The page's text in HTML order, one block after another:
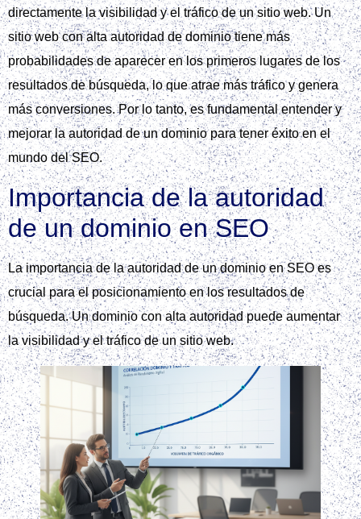
directamente la visibilidad y el tráfico de un sitio web. Un
sitio web con alta autoridad de dominio tiene más
probabilidades de aparecer en los primeros lugares de los
resultados de búsqueda, lo que atrae más tráfico y genera
más conversiones. Por lo tanto, es fundamental entender y
mejorar la autoridad de un dominio para tener éxito en el
mundo del SEO.
Importancia de la autoridad
de un dominio en SEO
La importancia de la autoridad de un dominio en SEO es
crucial para el posicionamiento en los resultados de
búsqueda. Un dominio con alta autoridad puede aumentar
la visibilidad y el tráfico de un sitio web.